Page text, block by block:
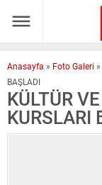
Anasayfa » Foto Galeri »
BAŞLADI
KÜLTÜR
KURSLARI